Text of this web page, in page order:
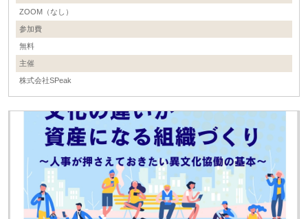
ZOOM（なし）
参加費
無料
主催
株式会社SPeak